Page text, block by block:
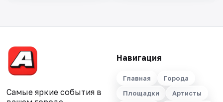
Самые яркие события в
Навигация
Главная
Города
Площадки
Артисты